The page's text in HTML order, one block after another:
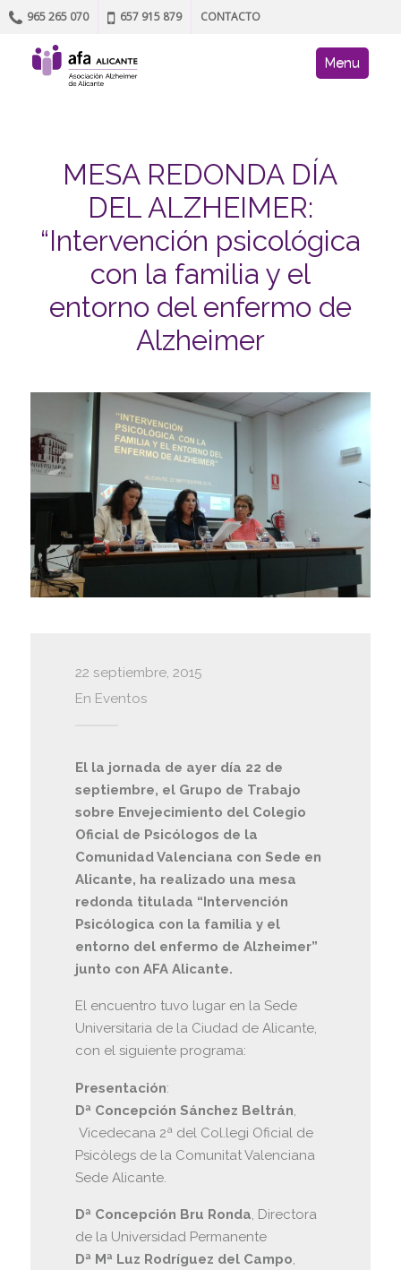
965 265 070 657 915 879 CONTACTO
AFA site
Skip to content
Menu
MESA REDONDA DÍA
DEL ALZHEIMER:
“Intervención psicológica
con la familia y el
entorno del enfermo de
Alzheimer
22 septiembre, 2015
En Eventos
El la jornada de ayer día 22 de
septiembre, el Grupo de Trabajo
sobre Envejecimiento del Colegio
Oficial de Psicólogos de la
Comunidad Valenciana con Sede en
Alicante, ha realizado una mesa
redonda titulada “Intervención
Psicólogica con la familia y el
entorno del enfermo de Alzheimer”
junto con AFA Alicante.
El encuentro tuvo lugar en la Sede
Universitaria de la Ciudad de Alicante,
con el siguiente programa:
Presentación:
Dª Concepción Sánchez Beltrán
Vicedecana 2ª del Col.legi Oficial de
Psicòlegs de la Comunitat Valenciana
Sede Alicante.
Dª Concepción Bru Ronda, Directora
de la Universidad Permanente
Dª Mª Luz Rodríguez del Campo,